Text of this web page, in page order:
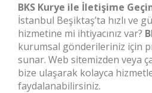
BKS Kurye ile İletişime
İstanbul Beşiktaş’ta hızlı ve
hizmetine mi ihtiyacınız var?
kurumsal gönderileriniz için
sunar. Web sitemizden veya
bize ulaşarak kolayca
faydalanabilirsiniz.